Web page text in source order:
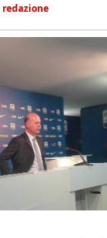
redazione